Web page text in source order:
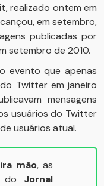
realizado ontem em
em setembro,
publicadas por
setembro de 2010.
evento que apenas
Twitter em janeiro
mensagens
usuários do Twitter
usuários atual.
mão, as
do Jornal